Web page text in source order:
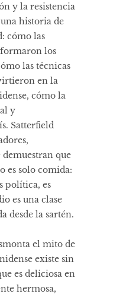
y la resistencia
historia de
cómo las
los
las técnicas
en la
cómo la
y
Satterfield
que
es solo comida:
política, es
es una clase
desde la sartén.
el mito de
existe sin
es deliciosa en
hermosa,